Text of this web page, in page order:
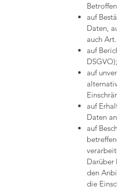
auf
Daten,
auch
auf
DSGVO);
auf
auf
Daten
auf
Darüber
den
die